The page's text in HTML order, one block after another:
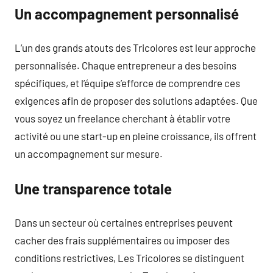
Un accompagnement personnalisé
L’un des grands atouts des Tricolores est leur approche
personnalisée. Chaque entrepreneur a des besoins
spécifiques, et l’équipe s’efforce de comprendre ces
exigences afin de proposer des solutions adaptées. Que
vous soyez un freelance cherchant à établir votre
activité ou une start-up en pleine croissance, ils offrent
un accompagnement sur mesure.
Une transparence totale
Dans un secteur où certaines entreprises peuvent
cacher des frais supplémentaires ou imposer des
conditions restrictives, Les Tricolores se distinguent